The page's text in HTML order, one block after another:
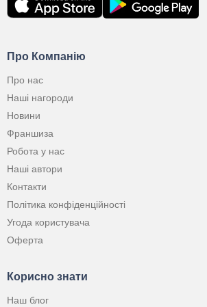
Про Компанію
Про нас
Наші нагороди
Новини
Франшиза
Робота у нас
Наші автори
Контакти
Політика конфіденційності
Угода користувача
Оферта
Корисно знати
Наш блог